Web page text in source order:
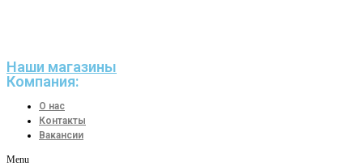
Наши магазины
Компания:
О нас
Контакты
Вакансии
Menu